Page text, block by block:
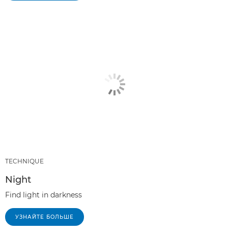
TECHNIQUE
Night
Find light in darkness
УЗНАЙТЕ БОЛЬШЕ